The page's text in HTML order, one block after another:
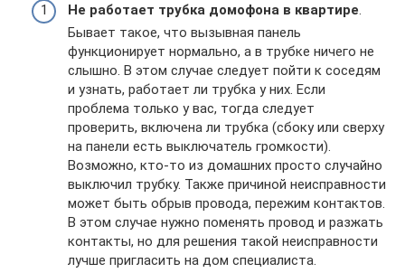
Не работает трубка домофона в квартире.
Бывает такое, что вызывная панель
функционирует нормально, а в трубке ничего не
слышно. В этом случае следует пойти к соседям
и узнать, работает ли трубка у них. Если
проблема только у вас, тогда следует
проверить, включена ли трубка (сбоку или сверху
на панели есть выключатель громкости).
Возможно, кто-то из домашних просто случайно
выключил трубку. Также причиной неисправности
может быть обрыв провода, пережим контактов.
В этом случае нужно поменять провод и разжать
контакты, но для решения такой неисправности
лучше пригласить на дом специалиста.